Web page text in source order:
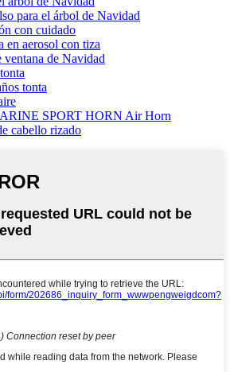
para el árbol de Navidad
con cuidado
en aerosol con tiza
ventana de Navidad
tonta
SPORT HORN Air Horn
cabello rizado